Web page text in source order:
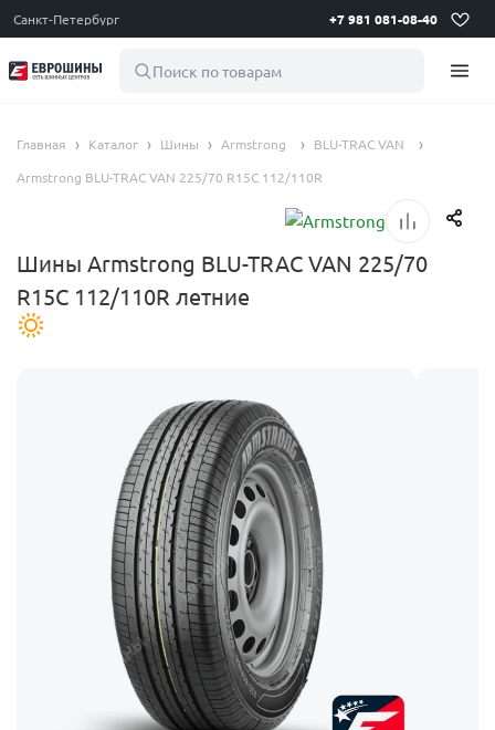
Санкт-Петербург +7 981 081-08-40
Поиск по товарам
Главная Каталог Шины Armstrong
BLU-TRAC VAN
Armstrong BLU-TRAC VAN 225/70 R15C 112/110R
Шины Armstrong BLU-TRAC VAN 225/70
R15C 112/110R летние